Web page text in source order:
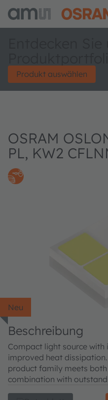
Produkt auswählen
OSRAM
PL, KW2
Neu
Beschreibung
Compact light source
improved heat
product family meets
combination with